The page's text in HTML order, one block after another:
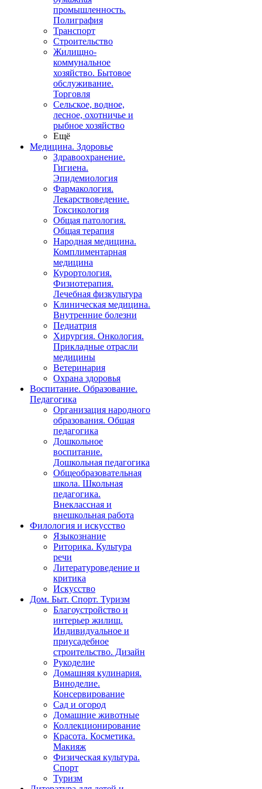
промышленность.
Полиграфия
Транспорт
Строительство
Жилищно-
коммунальное
хозяйство. Бытовое
обслуживание.
Торговля
Сельское, водное,
лесное, охотничье и
рыбное хозяйство
Ещё
Медицина. Здоровье
Здравоохранение.
Гигиена.
Эпидемиология
Фармакология.
Лекарствоведение.
Токсикология
Общая патология.
Общая терапия
Народная медицина.
Комплиментарная
медицина
Курортология.
Физиотерапия.
Лечебная физкультура
Клиническая медицина.
Внутренние болезни
Педиатрия
Хирургия. Онкология.
Прикладные отрасли
медицины
Ветеринария
Охрана здоровья
Воспитание. Образование.
Педагогика
Организация народного
образования. Общая
педагогика
Дошкольное
воспитание.
Дошкольная педагогика
Общеобразовательная
школа. Школьная
педагогика.
Внеклассная и
внешкольная работа
Филология и искусство
Языкознание
Риторика. Культура
речи
Литературоведение и
критика
Искусство
Дом. Быт. Спорт. Туризм
Благоустройство и
интерьер жилищ.
Индивидуальное и
приусадебное
строительство. Дизайн
Рукоделие
Домашняя кулинария.
Виноделие.
Консервирование
Сад и огород
Домашние животные
Коллекционирование
Красота. Косметика.
Макияж
Физическая культура.
Спорт
Туризм